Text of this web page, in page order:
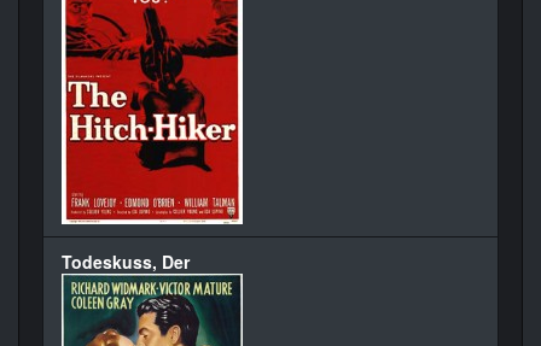
Todeskuss, Der